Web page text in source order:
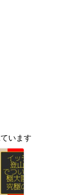
います